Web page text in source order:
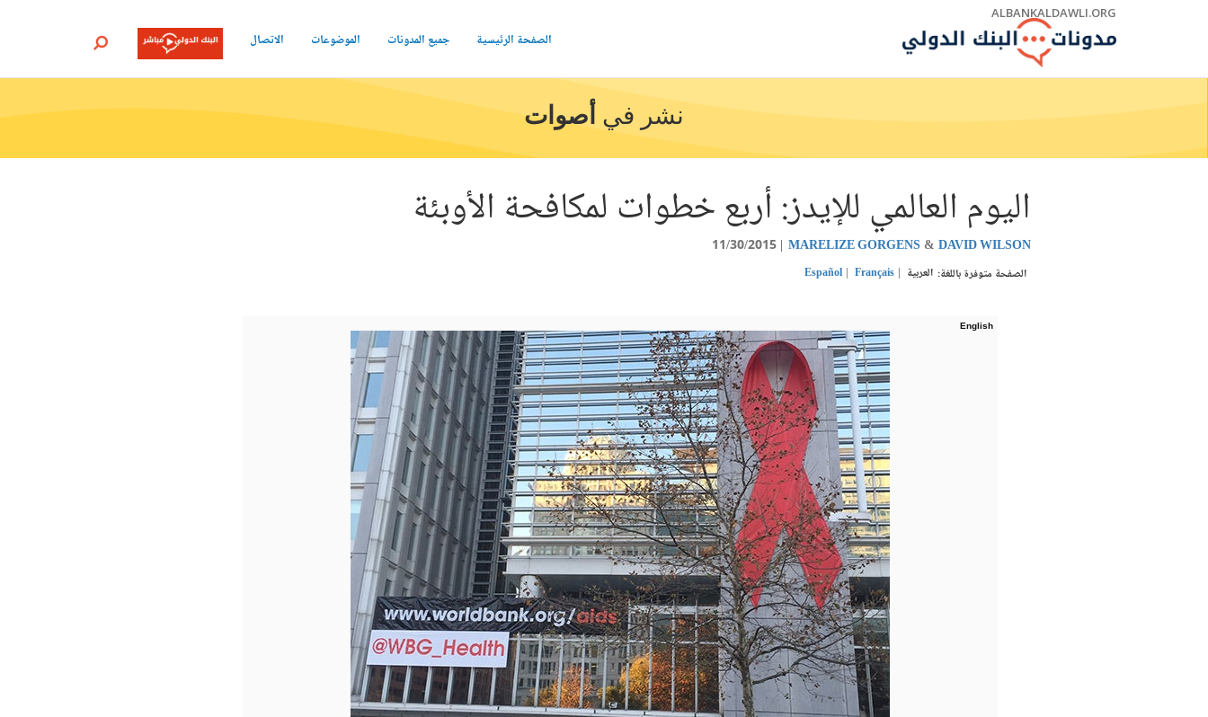
ALBANKALDAWLI.ORG
الصفحة الرئيسية جميع المدونات الموضوعات الاتصال بحث
نشر في أصوات
اليوم العالمي للإيدز: أربع خطوات لمكافحة الأوبئة
DAVID WILSON
MARELIZE GORGENS
11/30/2015
الصفحة متوفرة باللغة: العربية Français
Español
English